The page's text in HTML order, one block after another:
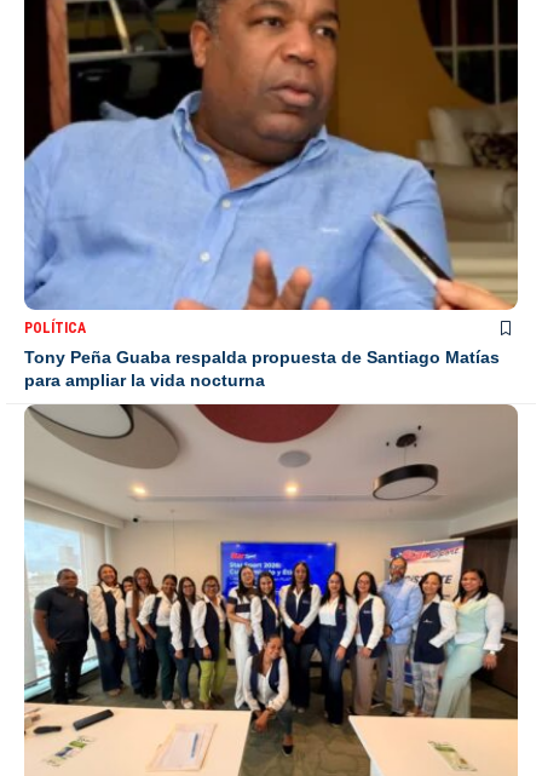
POLÍTICA
Tony Peña Guaba respalda propuesta de Santiago Matías
para ampliar la vida nocturna